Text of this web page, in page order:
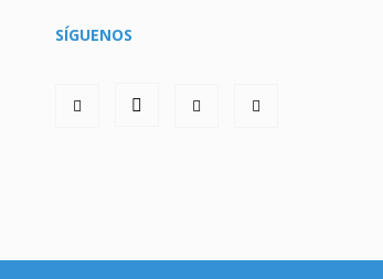
SÍGUENOS